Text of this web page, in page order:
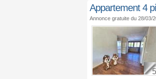
Appartement 4
Annonce gratuite du 28/03/
5